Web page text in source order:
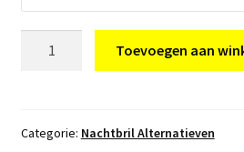
aantal
Toevoegen aan
Categorie: Nachtbril Alternatieven